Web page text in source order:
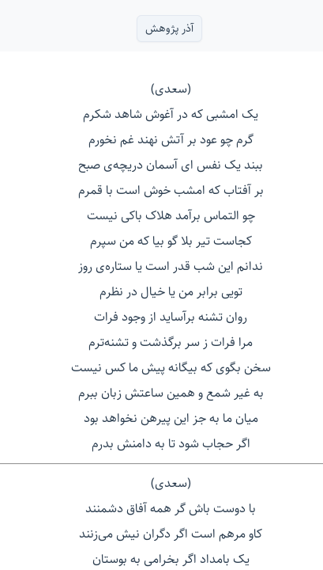
آذر پژوهش
(سعدی)
یک امشبی که در آغوش شاهد شکرم
گرم چو عود بر آتش نهند غم نخورم
ببند یک نفس ای آسمان دریچه‌ی صبح
بر آفتاب که امشب خوش است با قمرم
چو التماس برآمد هلاک باکی نیست
کجاست تیر بلا گو بیا که من سپرم
ندانم این شب قدر است یا ستاره‌ی روز
تویی برابر من یا خیال در نظرم
روان تشنه برآساید از وجود فرات
مرا فرات ز سر برگذشت و تشنه‌ترم
سخن بگوی که بیگانه پیش ما کس نیست
به غیر شمع و همین ساعتش زبان ببرم
میان ما به جز این پیرهن نخواهد بود
اگر حجاب شود تا به دامنش بدرم
(سعدی)
با دوست باش گر همه آفاق دشمنند
کاو مرهم است اگر دگران نیش می‌زنند
یک بامداد اگر بخرامی به بوستان